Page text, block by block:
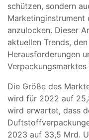
schützen, sondern
Marketinginstrument
anzulocken. Dieser
aktuellen Trends,
Herausforderungen
Die Größe des
wird für 2022 auf
wird erwartet, dass
2023 auf 33,5 Mrd.